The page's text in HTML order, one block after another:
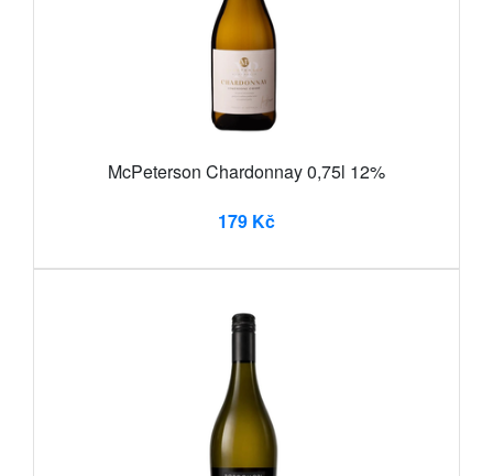
McPeterson Chardonnay 0,75l 12%
179 Kč